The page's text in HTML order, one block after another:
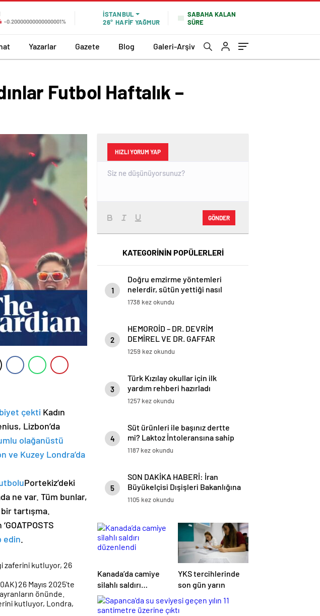
-0.20000000000000001%
İSTANBUL
26° HAFİF YAĞMUR
SABAHA KALAN
SÜRE
Yazarlar Gazete Blog Galeri-Arşiv
Futbol Haftalık –
çekti Kadın
Lizbon’da
olağanüstü
ve Kuzey Londra’da
Portekiz’deki
ne var. Tüm bunlar,
tartışma.
edin.
zaferini kutluyor, 26
26 Mayıs 2025’te
önünde.
kutluyor, Londra,
HIZLI YORUM YAP
GÖNDER
KATEGORİNİN POPÜLERLERİ
1
Doğru emzirme yöntemleri
nelerdir, sütün yettiği nasıl
anlaşılır?
1738 kez okundu
2
HEMOROİD – DR. DEVRİM
DEMİREL VE DR. GAFFAR
KARADOĞAN
1259 kez okundu
3
Türk Kızılay okullar için ilk
yardım rehberi hazırladı
1257 kez okundu
4
Süt ürünleri ile başınız dertte
mi? Laktoz İntoleransına sahip
olabilirsiniz!
1187 kez okundu
5
SON DAKİKA HABERİ: İran
Büyükelçisi Dışişleri Bakanlığına
çağrıldı – CNN TÜRK Son
1105 kez okundu
Kanada’da camiye
silahlı saldırı
düzenlendi
YKS tercihlerinde
son gün yarın